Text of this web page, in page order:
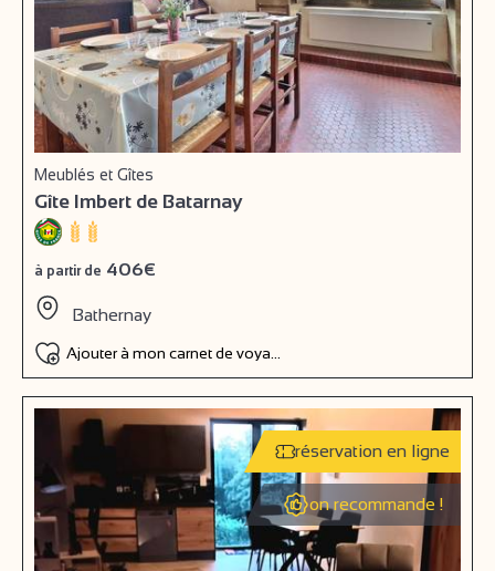
Meublés et Gîtes
Gîte Imbert de Batarnay
à partir de 406€
Bathernay
Ajouter à mon carnet de voyage
réservation en ligne
on recommande !